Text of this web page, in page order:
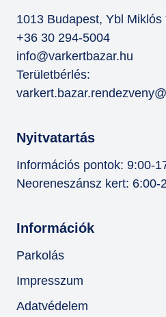
1013 Budapest, Ybl Miklós
+36 30 294-5004
info@varkertbazar.hu
Területbérlés:
Nyitvatartás
Információs pontok: 9:00-
Neoreneszánsz kert: 6:00-
Információk
Parkolás
Impresszum
Adatvédelem